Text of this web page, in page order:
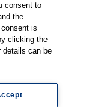
consent to
the
is
clicking the
details can be